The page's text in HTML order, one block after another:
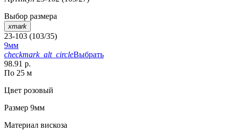
Выбор размера
xmark
23-103 (103/35)
9мм
checkmark_alt_circleВыбрать
98.91 р.
По 25 м
Цвет розовый
Размер 9мм
Материал вискоза